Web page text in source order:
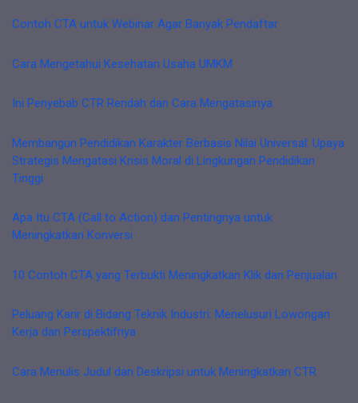
Contoh CTA untuk Webinar Agar Banyak Pendaftar
Cara Mengetahui Kesehatan Usaha UMKM
Ini Penyebab CTR Rendah dan Cara Mengatasinya
Membangun Pendidikan Karakter Berbasis Nilai Universal: Upaya
Strategis Mengatasi Krisis Moral di Lingkungan Pendidikan
Tinggi
Apa Itu CTA (Call to Action) dan Pentingnya untuk
Meningkatkan Konversi
10 Contoh CTA yang Terbukti Meningkatkan Klik dan Penjualan
Peluang Karir di Bidang Teknik Industri: Menelusuri Lowongan
Kerja dan Perspektifnya
Cara Menulis Judul dan Deskripsi untuk Meningkatkan CTR